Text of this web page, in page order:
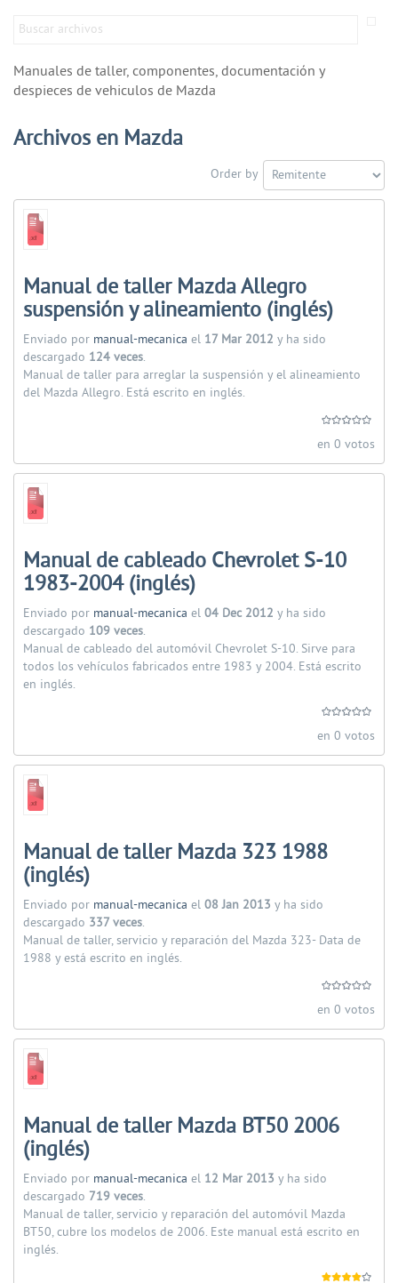
Manuales de taller, componentes, documentación y
despieces de vehiculos de Mazda
Archivos en Mazda
Order by
Manual de taller Mazda Allegro
suspensión y alineamiento (inglés)
Enviado por manual-mecanica el 17 Mar 2012 y ha sido
descargado 124 veces.
Manual de taller para arreglar la suspensión y el alineamiento
del Mazda Allegro. Está escrito en inglés.
en 0 votos
Manual de cableado Chevrolet S-10
1983-2004 (inglés)
Enviado por manual-mecanica el 04 Dec 2012 y ha sido
descargado 109 veces.
Manual de cableado del automóvil Chevrolet S-10. Sirve para
todos los vehículos fabricados entre 1983 y 2004. Está escrito
en inglés.
en 0 votos
Manual de taller Mazda 323 1988
(inglés)
Enviado por manual-mecanica el 08 Jan 2013 y ha sido
descargado 337 veces.
Manual de taller, servicio y reparación del Mazda 323- Data de
1988 y está escrito en inglés.
en 0 votos
Manual de taller Mazda BT50 2006
(inglés)
Enviado por manual-mecanica el 12 Mar 2013 y ha sido
descargado 719 veces.
Manual de taller, servicio y reparación del automóvil Mazda
BT50, cubre los modelos de 2006. Este manual está escrito en
inglés.